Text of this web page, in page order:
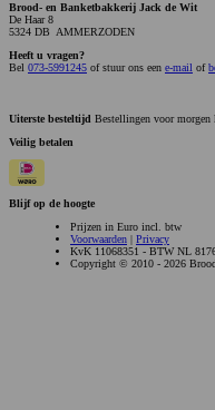
Brood- en Banketbakkerij Jack de Wit
De Haar 8
5324 DB AMMERZODEN
Heeft u vragen?
Bel 073-5991245 of stuur ons een e-mail of
Uiterste besteltijd Bestellingen voor morgen
Veilig betalen
Blijf op de hoogte
Prijzen in Euro incl. btw
Voorwaarden
Privacy
KvK 11068351 - BTW NL
Copyright © 2010 - 2026